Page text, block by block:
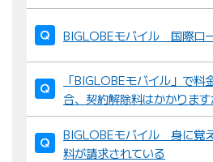
BIGLOBEモバイル 国際ロ
「BIGLOBEモバイル」で料
合、契約解除料はかかりま
BIGLOBEモバイル 身に覚
料が請求されている